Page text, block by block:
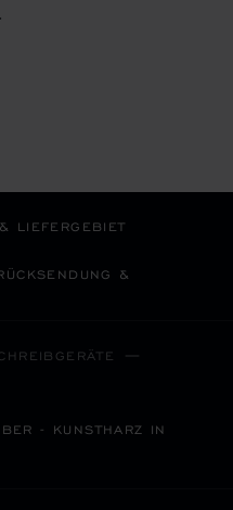
LIEFERGEBIET
&
- KUNSTHARZ IN